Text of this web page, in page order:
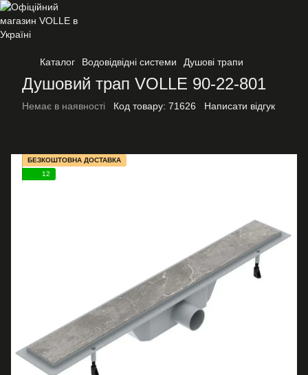
Каталог Водовідвідні системи Душові трапи
Душовий трап VOLLE 90-22-801
Немає в наявності Код товару: 71626 Написати відгук
БЕЗКОШТОВНА ДОСТАВКА
12